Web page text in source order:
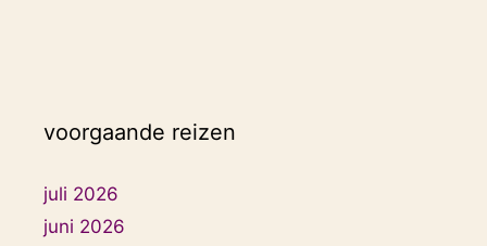
voorgaande reizen
juli 2026
juni 2026